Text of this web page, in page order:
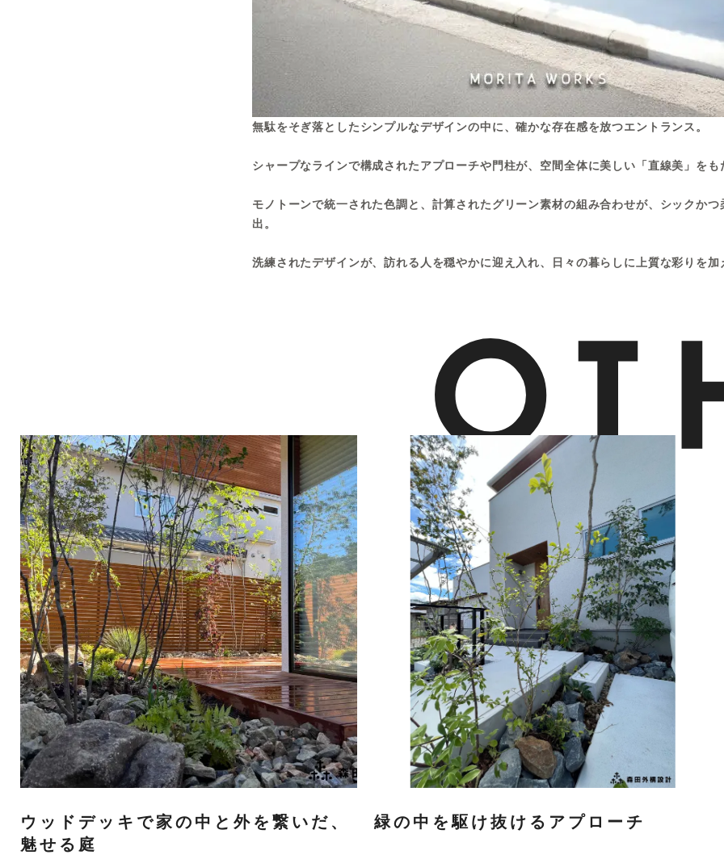
無駄をそぎ落としたシンプルなデザインの中に、確かな存在感を放つエントランス。
シャープなラインで構成されたアプローチや門柱が、空間全体に美しい「直線美」をも
モノトーンで統一された色調と、計算されたグリーン素材の組み合わせが、シックか
出。
洗練されたデザインが、訪れる人を穏やかに迎え入れ、日々の暮らしに上質な彩りを加
ウッドデッキで家の中と外を繋いだ、
魅せる庭
緑の中を駆け抜けるアプローチ